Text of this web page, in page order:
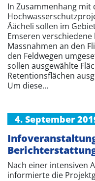
In Zusammenhang mit
Äächeli sollen im
Emseren verschiedene
Massnahmen an den
den Feldwegen
sollen ausgewählte
Retentionsflächen
Um diese…
4. September
Nach einer intensiven
informierte die